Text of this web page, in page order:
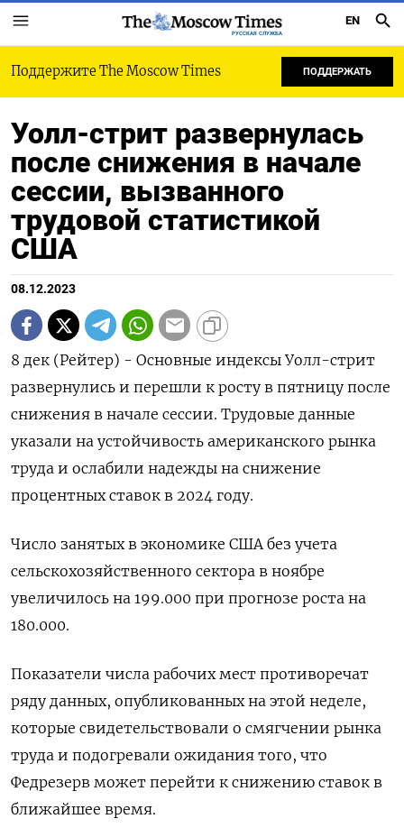
РУССКАЯ СЛУЖБА
EN
Поддержите The Moscow Times ПОДДЕРЖАТЬ
Уолл-стрит развернулась
после снижения в начале
сессии, вызванного
трудовой статистикой
США
08.12.2023
8 дек (Рейтер) - Основные индексы Уолл-стрит
развернулись и перешли к росту в пятницу после
снижения в начале сессии. Трудовые данные
указали на устойчивость американского рынка
труда и ослабили надежды на снижение
процентных ставок в 2024 году.
Число занятых в экономике США без учета
сельскохозяйственного сектора в ноябре
увеличилось на 199.000 при прогнозе роста на
180.000.
Показатели числа рабочих мест противоречат
ряду данных, опубликованных на этой неделе,
которые свидетельствовали о смягчении рынка
труда и подогревали ожидания того, что
Федрезерв может перейти к снижению ставок в
ближайшее время.